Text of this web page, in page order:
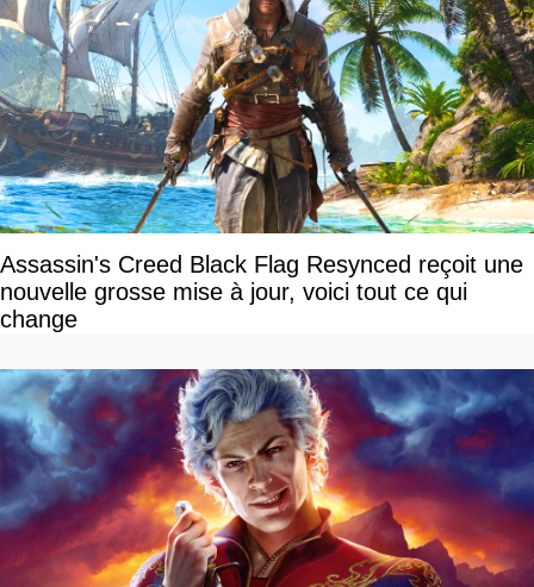
Assassin's Creed Black Flag Resynced reçoit une
nouvelle grosse mise à jour, voici tout ce qui
change